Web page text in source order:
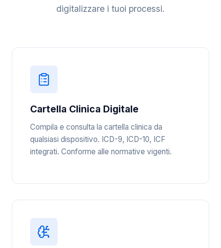
digitalizzare i tuoi processi.
Cartella Clinica Digitale
Compila e consulta la cartella clinica da
qualsiasi dispositivo. ICD-9, ICD-10, ICF
integrati. Conforme alle normative vigenti.